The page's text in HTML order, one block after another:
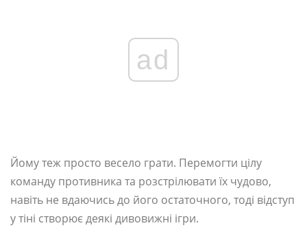
ad
Йому теж просто весело грати. Перемогти цілу
команду противника та розстрілювати їх чудово,
навіть не вдаючись до його остаточного, тоді відступ
у тіні створює деякі дивовижні ігри.